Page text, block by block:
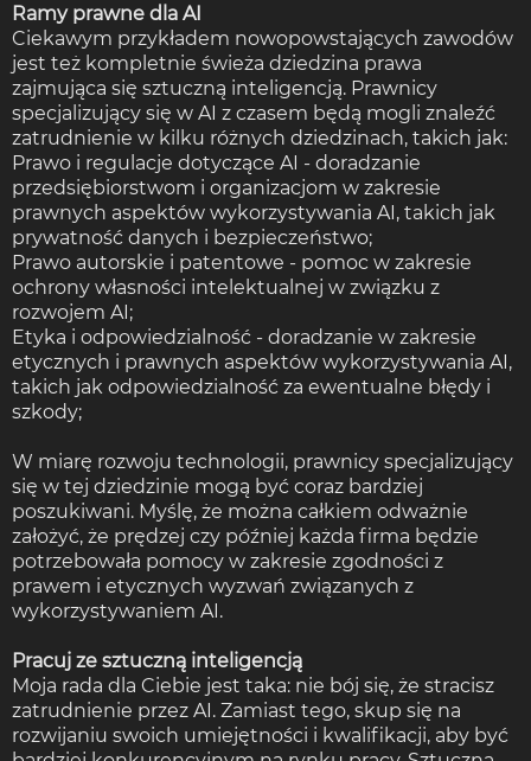
Ramy prawne dla AI
Ciekawym przykładem nowopowstających zawodów
jest też kompletnie świeża dziedzina prawa
zajmująca się sztuczną inteligencją. Prawnicy
specjalizujący się w AI z czasem będą mogli znaleźć
zatrudnienie w kilku różnych dziedzinach, takich jak:
Prawo i regulacje dotyczące AI - doradzanie
przedsiębiorstwom i organizacjom w zakresie
prawnych aspektów wykorzystywania AI, takich jak
prywatność danych i bezpieczeństwo;
Prawo autorskie i patentowe - pomoc w zakresie
ochrony własności intelektualnej w związku z
rozwojem AI;
Etyka i odpowiedzialność - doradzanie w zakresie
etycznych i prawnych aspektów wykorzystywania AI,
takich jak odpowiedzialność za ewentualne błędy i
szkody;
W miarę rozwoju technologii, prawnicy specjalizujący
się w tej dziedzinie mogą być coraz bardziej
poszukiwani. Myślę, że można całkiem odważnie
założyć, że prędzej czy później każda firma będzie
potrzebowała pomocy w zakresie zgodności z
prawem i etycznych wyzwań związanych z
wykorzystywaniem AI.
Pracuj ze sztuczną inteligencją
Moja rada dla Ciebie jest taka: nie bój się, że stracisz
zatrudnienie przez AI. Zamiast tego, skup się na
rozwijaniu swoich umiejętności i kwalifikacji, aby być